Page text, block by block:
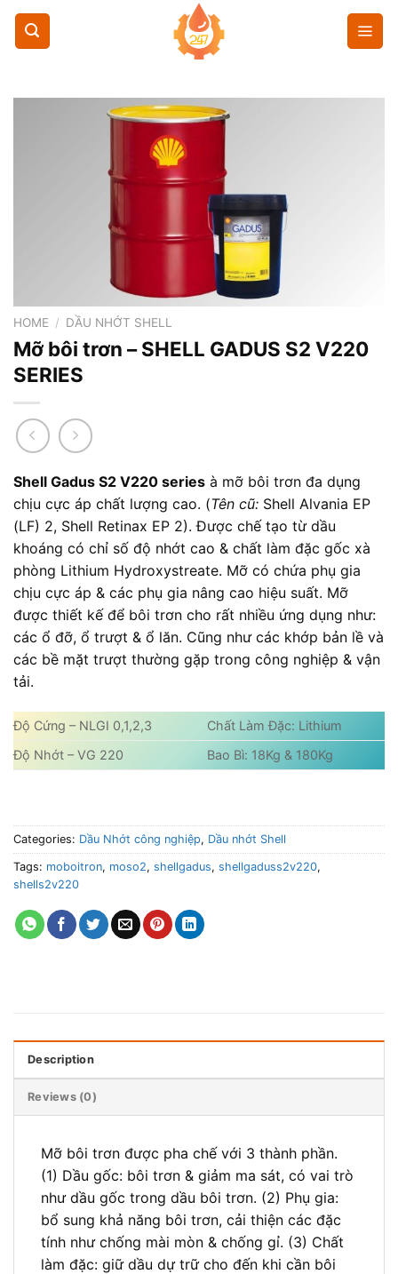
Chuyển
nội
HOME / DẦU NHỚT SHELL
Mỡ bôi trơn – SHELL GADUS S2 V220
SERIES
Shell Gadus S2 V220 series à mỡ bôi trơn đa dụng
chịu cực áp chất lượng cao. (Tên cũ: Shell Alvania EP
(LF) 2, Shell Retinax EP 2). Được chế tạo từ dầu
khoáng có chỉ số độ nhớt cao & chất làm đặc gốc xà
phòng Lithium Hydroxystreate. Mỡ có chứa phụ gia
chịu cực áp & các phụ gia nâng cao hiệu suất. Mỡ
được thiết kế để bôi trơn cho rất nhiều ứng dụng như:
các ổ đỡ, ổ trượt & ổ lăn. Cũng như các khớp bản lề và
các bề mặt trượt thường gặp trong công nghiệp & vận
tải.
Độ Cứng – NLGI 0,1,2,3
Chất Làm Đặc: Lithium
Độ Nhớt – VG 220
Bao Bì: 18Kg & 180Kg
Categories: Dầu Nhớt công nghiệp, Dầu nhớt Shell
Tags: moboitron, moso2, shellgadus, shellgaduss2v220,
shells2v220
Description
Reviews (0)
Mỡ bôi trơn được pha chế với 3 thành phần.
(1) Dầu gốc: bôi trơn & giảm ma sát, có vai trò
như dầu gốc trong dầu bôi trơn. (2) Phụ gia:
bổ sung khả năng bôi trơn, cải thiện các đặc
tính như chống mài mòn & chống gỉ. (3) Chất
làm đặc: giữ dầu dự trữ cho đến khi cần bôi